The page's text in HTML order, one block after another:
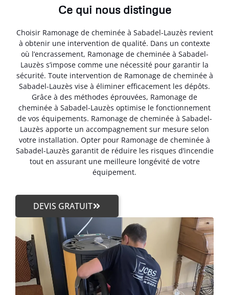
Ce qui nous distingue
Choisir Ramonage de cheminée à Sabadel-Lauzès revient
à obtenir une intervention de qualité. Dans un contexte
où l’encrassement, Ramonage de cheminée à Sabadel-
Lauzès s’impose comme une nécessité pour garantir la
sécurité. Toute intervention de Ramonage de cheminée à
Sabadel-Lauzès vise à éliminer efficacement les dépôts.
Grâce à des méthodes éprouvées, Ramonage de
cheminée à Sabadel-Lauzès optimise le fonctionnement
de vos équipements. Ramonage de cheminée à Sabadel-
Lauzès apporte un accompagnement sur mesure selon
votre installation. Opter pour Ramonage de cheminée à
Sabadel-Lauzès garantit de réduire les risques d’incendie
tout en assurant une meilleure longévité de votre
équipement.
DEVIS GRATUIT